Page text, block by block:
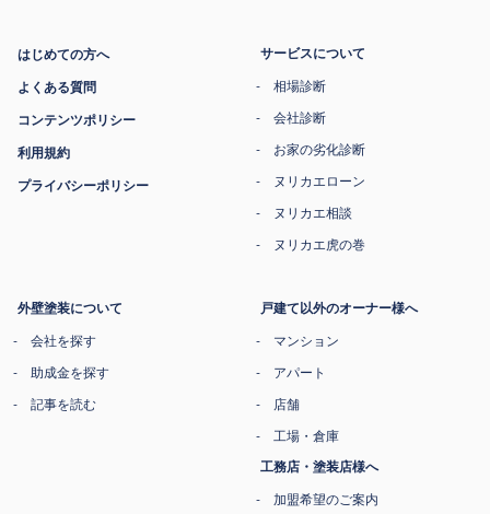
はじめての方へ
よくある質問
コンテンツポリシー
利用規約
プライバシーポリシー
サービスについて
相場診断
会社診断
お家の劣化診断
ヌリカエローン
ヌリカエ相談
ヌリカエ虎の巻
外壁塗装について
会社を探す
助成金を探す
記事を読む
戸建て以外のオーナー様へ
マンション
アパート
店舗
工場・倉庫
工務店・塗装店様へ
加盟希望のご案内